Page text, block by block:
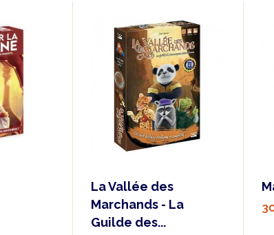
La Vallée des
Marchands - La
Guilde des...